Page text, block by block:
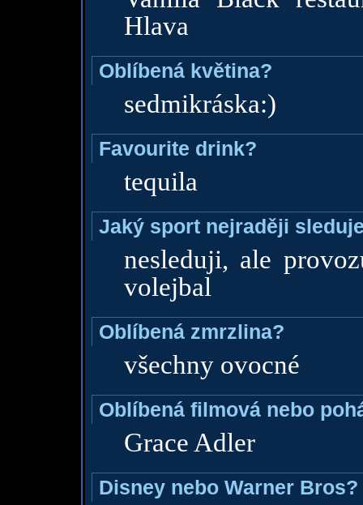
Hlava
Oblíbená květina?
sedmikráska:)
Favourite drink?
tequila
Jaký sport nejraději
nesleduji, ale
volejbal
Oblíbená zmrzlina?
všechny ovocné
Oblíbená filmová nebo
Grace Adler
Disney nebo Warner Bros?